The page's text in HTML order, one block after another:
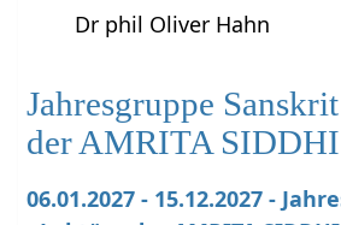
Dr phil Oliver Hahn
Jahresgruppe
der AMRITA
06.01.2027 - 15.12.2027 -